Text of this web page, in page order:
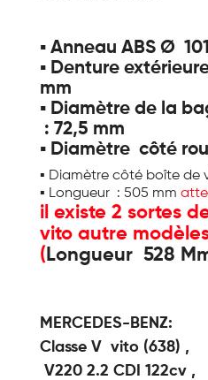
▪ Anneau ABS Ø
▪ Denture
mm
▪ Diamètre de la
: 72,5 mm
▪ Diamètre côté
▪ Diamètre côté boîte de
▪ Longueur : 505 mm
il existe 2 sortes
vito autre
( Longueur 528
MERCEDES-BENZ:
Classe V vito (638) ,
V220 2.2 CDI 122cv ,